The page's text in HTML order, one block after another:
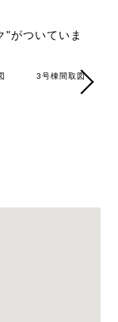
"がついていま
3号棟間取図